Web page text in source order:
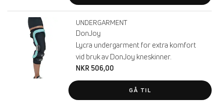
UNDERGARMENT
DonJoy
Lycra undergarment for extra komfort
vid bruk av DonJoy kneskinner.
NKR 506,00
GÅ TIL